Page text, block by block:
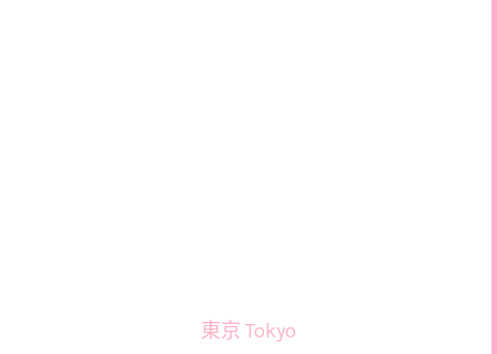
東京 Tokyo